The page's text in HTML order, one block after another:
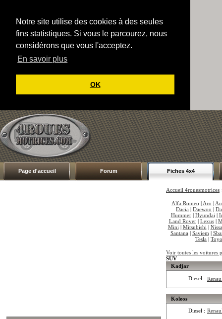
Notre site utilise des cookies à des seules
fins statistiques. Si vous le parcourez, nous
considérons que vous l'acceptez.
En savoir plus
OK
Page d'accueil Forum Fiches 4x4
Accueil 4rouesmotrices
Alfa Romeo | Aro |
Dacia | Daewoo |
Hummer| Hyundai |
Land Rover| Lexus|
Mini | Mitsubishi |
Santana | Saviem |
Tesla |
Voir toutes les voitures
SUV
Kadjar
Diesel :
Koleos
Diesel :